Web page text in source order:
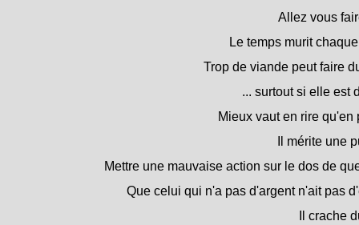
Allez vous
Le temps murit
Trop de viande peut faire
... surtout si elle est
Mieux vaut en rire qu'en
Il mérite une
Mettre une mauvaise action sur le dos de
Que celui qui n'a pas d'argent n'ait pas
Il crache